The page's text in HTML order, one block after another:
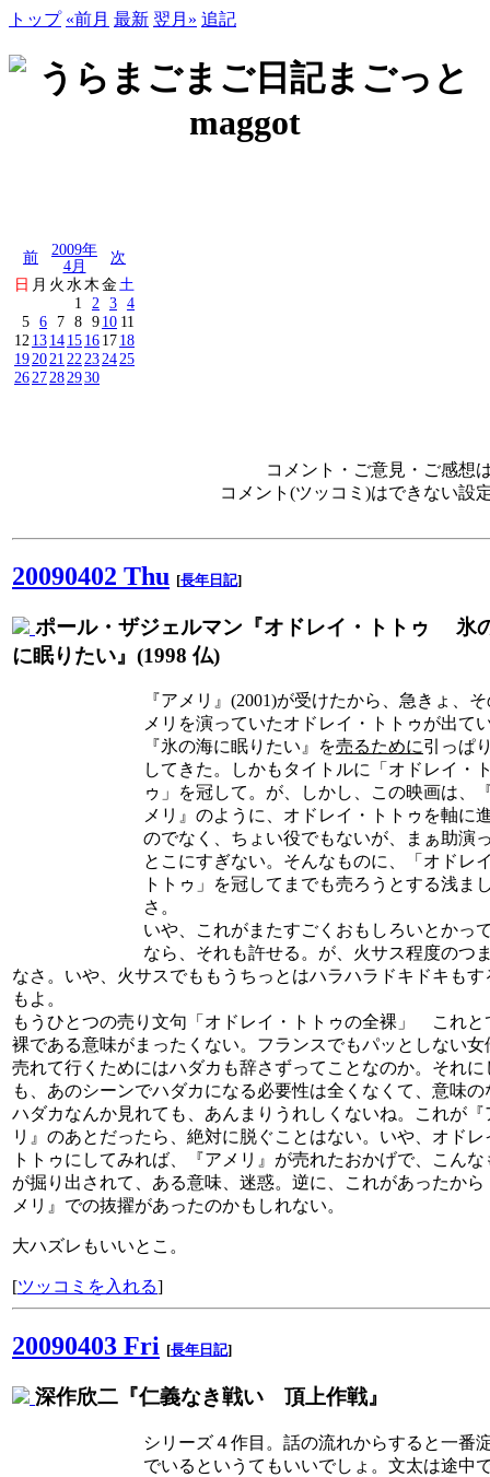
トップ «前月 最新 翌月» 追記
前
2009年
4月
次
日 月 火 水 木金 土
1
2 3 4
5 6 7 8 910 11
12 131415161718
192021 22 232425
2627282930
コメント・ご意見・ご感想
コメント(ツッコミ)はできない設
20090402 Thu [長年日記]
ポール・ザジェルマン『オドレイ・トトゥ 氷
に眠りたい』(1998 仏)
『アメリ』(2001)が受けたから、急きょ、
メリを演っていたオドレイ・トトゥが出て
『氷の海に眠りたい』を売るために引っぱ
してきた。しかもタイトルに「オドレイ・
ゥ」を冠して。が、しかし、この映画は、
メリ』のように、オドレイ・トトゥを軸に
のでなく、ちょい役でもないが、まぁ助演
とこにすぎない。そんなものに、「オドレ
トトゥ」を冠してまでも売ろうとする浅ま
さ。
いや、これがまたすごくおもしろいとかっ
なら、それも許せる。が、火サス程度のつ
なさ。いや、火サスでももうちっとはハラハラドキドキもす
もよ。
もうひとつの売り文句「オドレイ・トトゥの全裸」 これと
裸である意味がまったくない。フランスでもパッとしない女
売れて行くためにはハダカも辞さずってことなのか。それに
も、あのシーンでハダカになる必要性は全くなくて、意味の
ハダカなんか見れても、あんまりうれしくないね。これが『
リ』のあとだったら、絶対に脱ぐことはない。いや、オドレ
トトゥにしてみれば、『アメリ』が売れたおかげで、こんな
が掘り出されて、ある意味、迷惑。逆に、これがあったから
メリ』での抜擢があったのかもしれない。
大ハズレもいいとこ。
[ツッコミを入れる]
20090403 Fri [長年日記]
深作欣二『仁義なき戦い 頂上作戦』
シリーズ４作目。話の流れからすると一番
でいるというてもいいでしょ。文太は途中